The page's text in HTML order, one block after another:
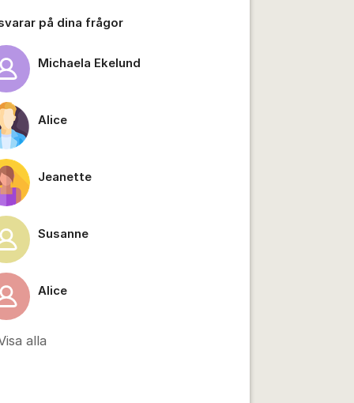
för inlägg/kommentar
på dina frågor
Michaela Ekelund
Alice
Jeanette
Susanne
Alice
alla